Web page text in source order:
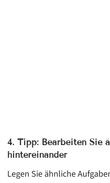
4. Tipp: Bearbeiten Sie
hintereinander
Legen Sie ähnliche